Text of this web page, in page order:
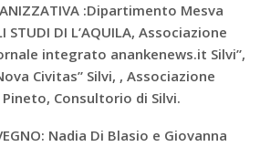
:Dipartimento Mesva
STUDI DI L’AQUILA, Associazione
integrato anankenews.it Silvi”,
Civitas” Silvi, , Associazione
Consultorio di Silvi.
Nadia Di Blasio e Giovanna